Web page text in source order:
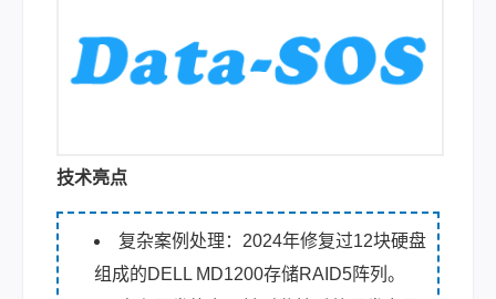
技术亮点
复杂案例处理：2024年修复过12块硬盘
组成的DELL MD1200存储RAID5阵列。